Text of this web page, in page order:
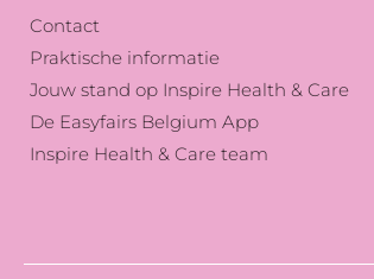
Contact
Praktische informatie
Jouw stand op Inspire Health & Care
De Easyfairs Belgium App
Inspire Health & Care team